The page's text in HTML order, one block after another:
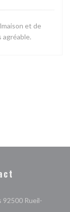
et de
agréable.
92500 Rueil-